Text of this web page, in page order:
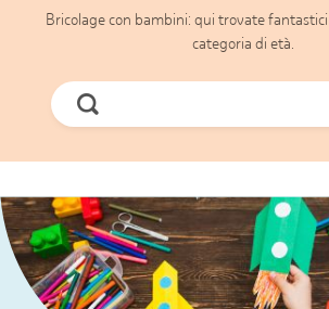
Bricolage con bambini: qui trovate
categoria di età.
Cerca
ora